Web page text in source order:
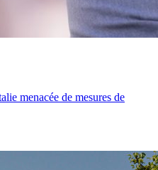
menacée de mesures de